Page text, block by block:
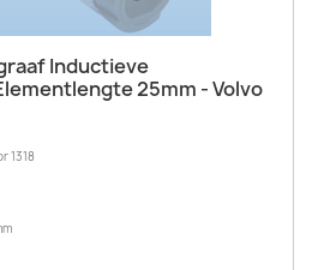
Inductieve
25mm - Volvo
1318